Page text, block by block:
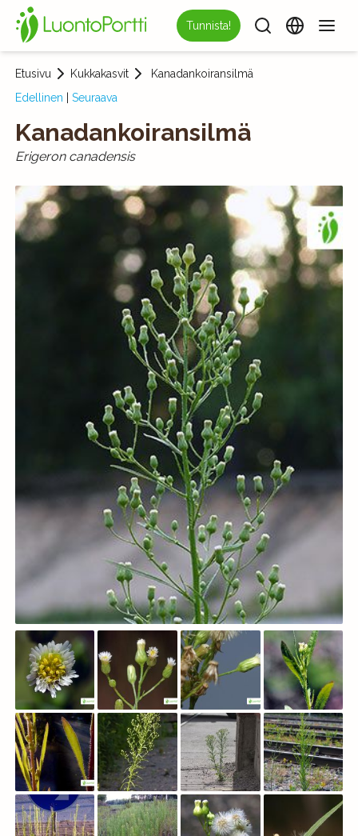
Tunnista!
Etusivu Kukkakasvit
Kanadankoiransilmä
Edellinen
Seuraava
Kanadankoiransilmä
Erigeron canadensis